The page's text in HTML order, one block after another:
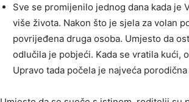
Sve se promijenilo jednog dana kada je
više života. Nakon što je sjela za volan
povrijeđena druga osoba. Umjesto da
odlučila je pobjeći. Kada se vratila kući,
Upravo tada počela je najveća